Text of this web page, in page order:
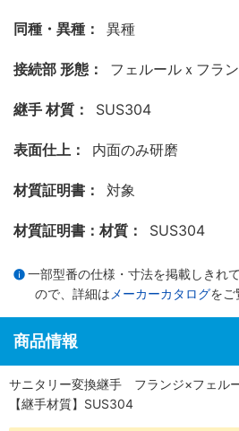
同種・異種： 異種
接続部 形態： フェルールｘフラ
継手 材質： SUS304
表面仕上： 内面のみ研磨
材質証明書： 対象
材質証明書：材質： SUS304
一部型番の仕様・寸法を掲載しきれ
ので、詳細は メーカーカタログをご
商品情報
サニタリー変換継手 フランジ×フェル
【継手材質】SUS304